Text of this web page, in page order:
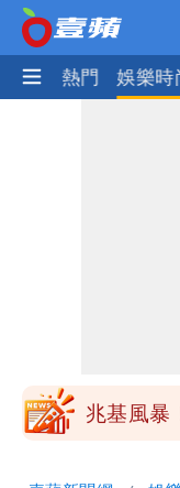
焦點 熱門 娛樂時
很多謹
陳時中
中哪來勇
兆基風